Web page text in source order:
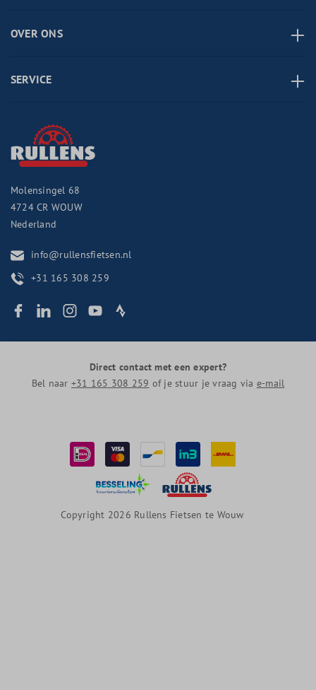
OVER ONS
SERVICE
Molensingel 68
4724 CR WOUW
Nederland
info@rullensfietsen.nl
+31 165 308 259
Direct contact met een expert?
Bel naar +31 165 308 259 of je stuur je vraag via e-mail
Copyright 2026 Rullens Fietsen te Wouw